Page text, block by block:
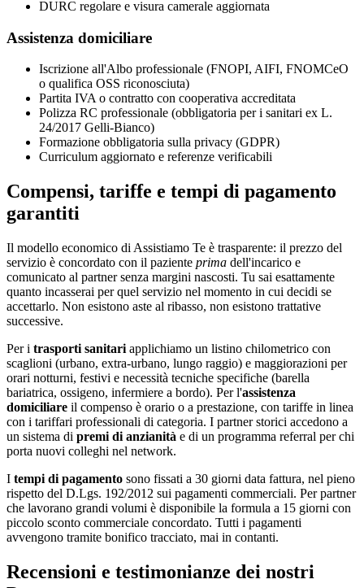
DURC regolare e visura camerale aggiornata
Assistenza domiciliare
Iscrizione all'Albo professionale (FNOPI, AIFI, FNOMCeO
o qualifica OSS riconosciuta)
Partita IVA o contratto con cooperativa accreditata
Polizza RC professionale (obbligatoria per i sanitari ex L.
24/2017 Gelli-Bianco)
Formazione obbligatoria sulla privacy (GDPR)
Curriculum aggiornato e referenze verificabili
Compensi, tariffe e tempi di pagamento
garantiti
Il modello economico di Assistiamo Te è trasparente: il prezzo del
servizio è concordato con il paziente prima dell'incarico e
comunicato al partner senza margini nascosti. Tu sai esattamente
quanto incasserai per quel servizio nel momento in cui decidi se
accettarlo. Non esistono aste al ribasso, non esistono trattative
successive.
Per i trasporti sanitari applichiamo un listino chilometrico con
scaglioni (urbano, extra-urbano, lungo raggio) e maggiorazioni per
orari notturni, festivi e necessità tecniche specifiche (barella
bariatrica, ossigeno, infermiere a bordo). Per l'assistenza
domiciliare il compenso è orario o a prestazione, con tariffe in linea
con i tariffari professionali di categoria. I partner storici accedono a
un sistema di premi di anzianità e di un programma referral per chi
porta nuovi colleghi nel network.
I tempi di pagamento sono fissati a 30 giorni data fattura, nel pieno
rispetto del D.Lgs. 192/2012 sui pagamenti commerciali. Per partner
che lavorano grandi volumi è disponibile la formula a 15 giorni con
piccolo sconto commerciale concordato. Tutti i pagamenti
avvengono tramite bonifico tracciato, mai in contanti.
Recensioni e testimonianze dei nostri